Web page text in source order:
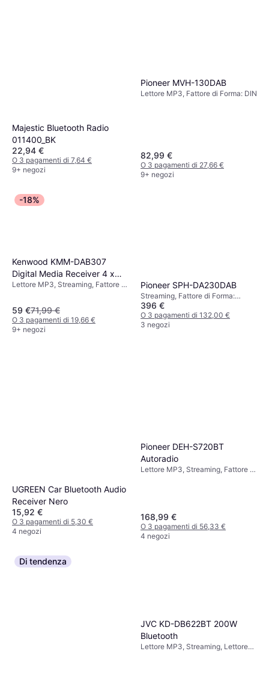
Majestic Bluetooth Radio
011400_BK
22,94 €
O 3 pagamenti di 7,64 €
9+ negozi
Pioneer MVH-130DAB
Lettore MP3, Fattore di Forma: DIN
82,99 €
O 3 pagamenti di 27,66 €
9+ negozi
-18%
Kenwood KMM-DAB307
Digital Media Receiver 4 x
50W
Lettore MP3, Streaming, Fattore di
59 €71,99 €
O 3 pagamenti di 19,66 €
9+ negozi
Pioneer SPH-DA230DAB
Streaming, Fattore di Forma:
Doppio DIN
396 €
O 3 pagamenti di 132,00 €
3 negozi
UGREEN Car Bluetooth Audio
Receiver Nero
15,92 €
O 3 pagamenti di 5,30 €
4 negozi
Pioneer DEH-S720BT
Autoradio
Lettore MP3, Streaming, Fattore di
168,99 €
O 3 pagamenti di 56,33 €
4 negozi
Di tendenza
JVC KD-DB622BT 200W
Bluetooth
Lettore MP3, Streaming, Lettore